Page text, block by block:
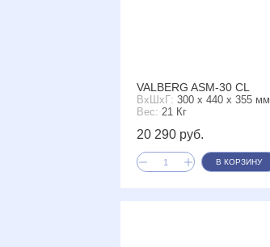
VALBERG ASM-30 CL
ВxШxГ: 300 x 440 x 355 мм
Вес: 21 Кг
20 290 руб.
В КОРЗИНУ